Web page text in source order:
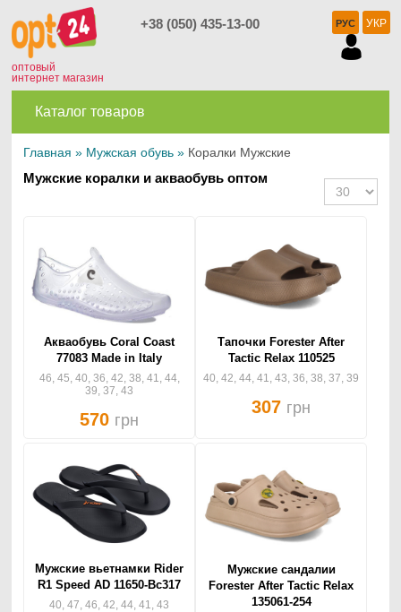
оптовый
интернет магазин
+38 (050) 435-13-00 РУС УКР
Каталог товаров
Главная » Мужская обувь » Коралки Мужские
Мужские коралки и акваобувь оптом
Акваобувь Coral Coast
77083 Made in Italy
46, 45, 40, 36, 42, 38, 41, 44,
39, 37, 43
570 грн
Тапочки Forester After
Tactic Relax 110525
40, 42, 44, 41, 43, 36, 38, 37, 39
307 грн
Мужские вьетнамки Rider
R1 Speed AD 11650-Bc317
40, 47, 46, 42, 44, 41, 43
Мужские сандалии
Forester After Tactic Relax
135061-254